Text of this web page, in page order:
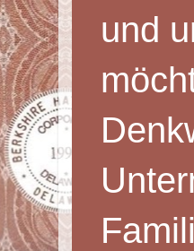
und